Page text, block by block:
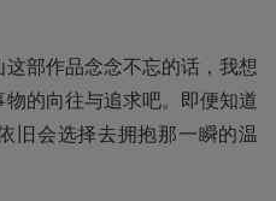
部作品念念不忘的话，我想
的向往与追求吧。即便知道
旧会选择去拥抱那一瞬的温